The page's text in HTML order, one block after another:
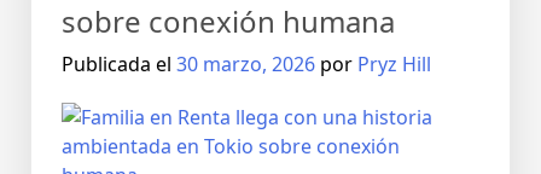
sobre conexión humana
Publicada el 30 marzo, 2026 por Pryz Hill